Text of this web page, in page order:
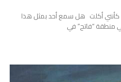
أكلت هل سمع أحد بمثل هذا
منطقة “فاتح” في